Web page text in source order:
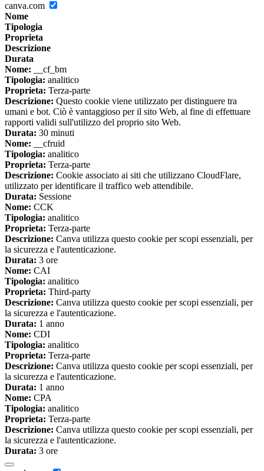
canva.com
Nome
Tipologia
Proprieta
Descrizione
Durata
Nome: __cf_bm
Tipologia: analitico
Proprieta: Terza-parte
Descrizione: Questo cookie viene utilizzato per distinguere tra
umani e bot. Ciò è vantaggioso per il sito Web, al fine di effettuare
rapporti validi sull'utilizzo del proprio sito Web.
Durata: 30 minuti
Nome: __cfruid
Tipologia: analitico
Proprieta: Terza-parte
Descrizione: Cookie associato ai siti che utilizzano CloudFlare,
utilizzato per identificare il traffico web attendibile.
Durata: Sessione
Nome: CCK
Tipologia: analitico
Proprieta: Terza-parte
Descrizione: Canva utilizza questo cookie per scopi essenziali, per
la sicurezza e l'autenticazione.
Durata: 3 ore
Nome: CAI
Tipologia: analitico
Proprieta: Third-party
Descrizione: Canva utilizza questo cookie per scopi essenziali, per
la sicurezza e l'autenticazione.
Durata: 1 anno
Nome: CDI
Tipologia: analitico
Proprieta: Terza-parte
Descrizione: Canva utilizza questo cookie per scopi essenziali, per
la sicurezza e l'autenticazione.
Durata: 1 anno
Nome: CPA
Tipologia: analitico
Proprieta: Terza-parte
Descrizione: Canva utilizza questo cookie per scopi essenziali, per
la sicurezza e l'autenticazione.
Durata: 3 ore